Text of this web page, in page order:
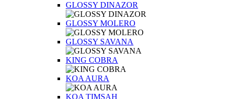
GLOSSY DINAZOR
GLOSSY MOLERO
GLOSSY SAVANA
KING COBRA
KOA AURA
KOA TIMSAH